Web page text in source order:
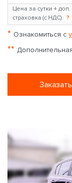
Цена за сутки + доп.
страховка (с НДС)
?
* Ознакомиться с
** Дополнительная
Заказать